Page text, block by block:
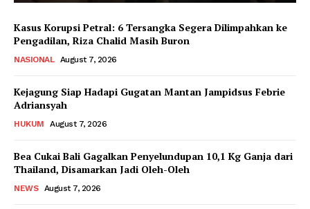
Kasus Korupsi Petral: 6 Tersangka Segera Dilimpahkan ke
Pengadilan, Riza Chalid Masih Buron
NASIONAL August 7, 2026
Kejagung Siap Hadapi Gugatan Mantan Jampidsus Febrie
Adriansyah
HUKUM August 7, 2026
Bea Cukai Bali Gagalkan Penyelundupan 10,1 Kg Ganja dari
Thailand, Disamarkan Jadi Oleh-Oleh
NEWS August 7, 2026